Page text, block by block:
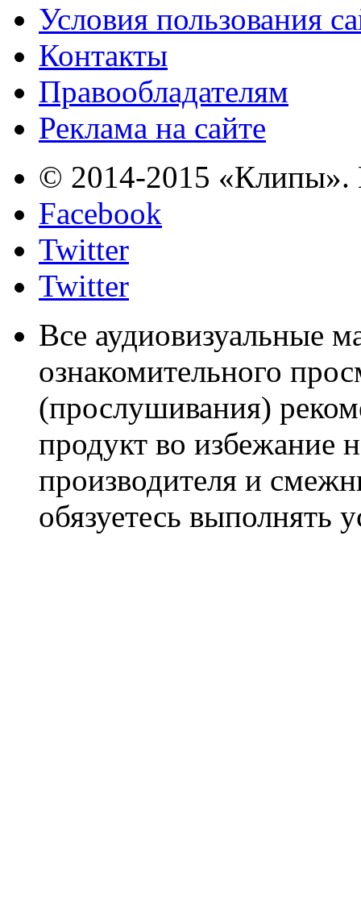
Условия пользования
Контакты
Правообладателям
Реклама на сайте
© 2014-2015 «Клипы».
Facebook
Twitter
Twitter
Все аудиовизуальные
ознакомительного
(прослушивания)
продукт во избежание
производителя и
обязуетесь выполнять